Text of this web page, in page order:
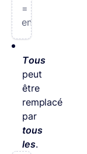
=
entièrement.
Tous
peut
être
remplacé
par
tous
les.